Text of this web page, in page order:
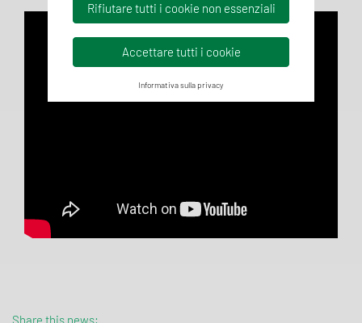
Rifiutare tutti i cookie non essenziali
Accettare tutti i cookie
Informativa sulla privacy